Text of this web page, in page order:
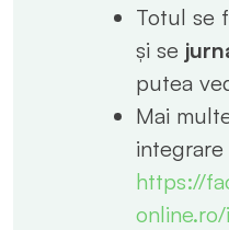
Totul se
și se
putea
Mai
https://